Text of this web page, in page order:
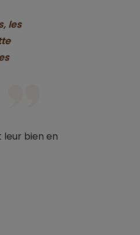
les
bien en